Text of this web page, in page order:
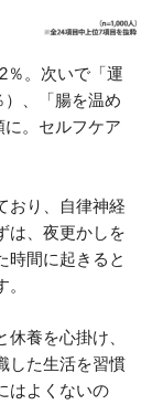
％。次いで「運
、「腸を温め
に。セルフケア
おり、自律神経
は、夜更かしを
時間に起きると
養を心掛け、
した生活を習慣
はよくないの